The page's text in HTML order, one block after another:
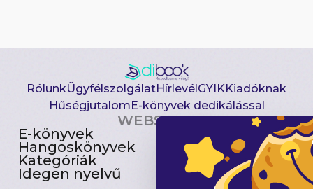
RólunkÜgyfélszolgálatHírlevélGYIKKiadóknak
HűségjutalomE-könyvek dedikálással
WEBSHOP
E-könyvek
Hangoskönyvek
Kategóriák
Idegen nyelvű
Csomagajánlatok
Akciósak
Előjegyezhetők
Újdonságok